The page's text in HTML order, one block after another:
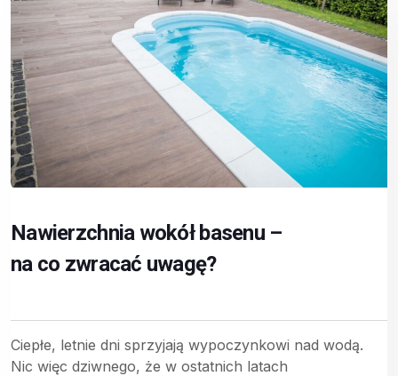
Nawierzchnia wokół basenu –
na co zwracać uwagę?
Ciepłe, letnie dni sprzyjają wypoczynkowi nad wodą.
Nic więc dziwnego, że w ostatnich latach